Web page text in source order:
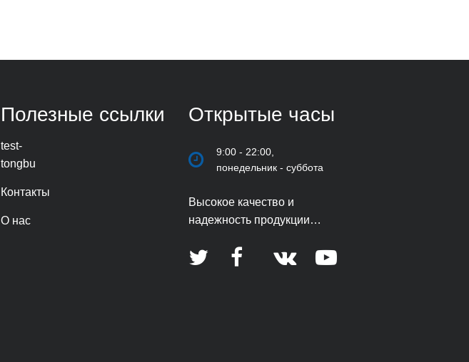
Полезные ссылки
test-
tongbu
Контакты
О нас
Открытые часы
9:00 - 22:00,
понедельник - суббота
Высокое качество и
надежность продукции
компании.